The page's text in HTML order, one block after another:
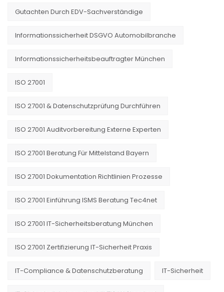
Gutachten Durch EDV-Sachverständige
Informationssicherheit DSGVO Automobilbranche
Informationssicherheitsbeauftragter München
ISO 27001
ISO 27001 & Datenschutzprüfung Durchführen
ISO 27001 Auditvorbereitung Externe Experten
ISO 27001 Beratung Für Mittelstand Bayern
ISO 27001 Dokumentation Richtlinien Prozesse
ISO 27001 Einführung ISMS Beratung Tec4net
ISO 27001 IT-Sicherheitsberatung München
ISO 27001 Zertifizierung IT-Sicherheit Praxis
IT-Compliance & Datenschutzberatung IT-Sicherheit